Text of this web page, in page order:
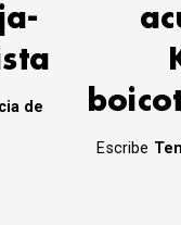
de
Escribe